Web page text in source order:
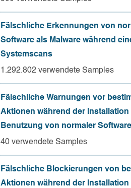
Fälschliche Erkennungen von
Software als Malware während
Systemscans
1.292.802 verwendete Samples
Fälschliche Warnungen vor
Aktionen während der Installation
Benutzung von normaler Software
40 verwendete Samples
Fälschliche Blockierungen von
Aktionen während der Installation